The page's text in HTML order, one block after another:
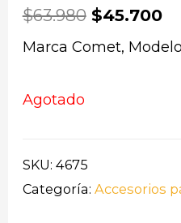
$63.980 $45.700
Marca Comet,
Agotado
SKU: 4675
Categoría: Accesorios